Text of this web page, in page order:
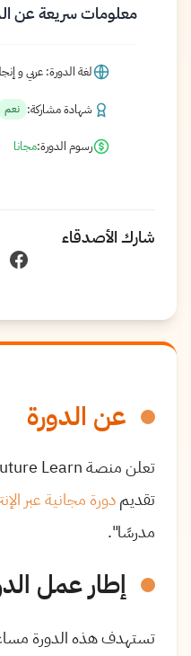
عن الدورة
تقديمدورة مجانية عبر
مدرسًا".
إطار عمل
تستهدف هذه الدورة
معلومات سريعة عن
لغة الدورة: عربي و
شهادة مشاركة: نعم
رسوم الدورة:مجانا
شارك الأصدقاء